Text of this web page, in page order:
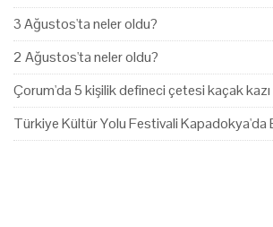
3 Ağustos'ta neler oldu?
2 Ağustos'ta neler oldu?
Çorum'da 5 kişilik defineci çetesi kaçak
Türkiye Kültür Yolu Festivali Kapadokya'da